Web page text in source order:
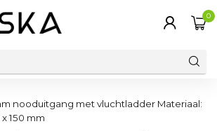
0
nooduitgang met vluchtladder Materiaal:
150 mm